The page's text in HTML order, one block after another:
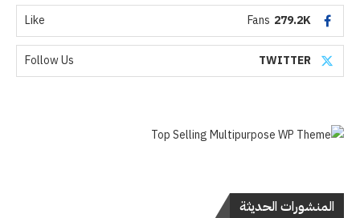
279.2K
Fans
Like
TWITTER
Follow Us
المنشورات الحديثة